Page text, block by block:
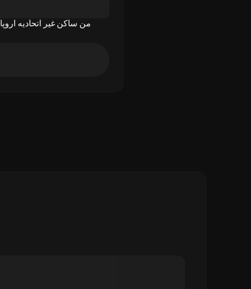
من ساکن غیر اتحادیه